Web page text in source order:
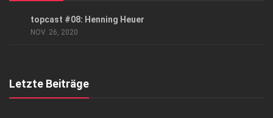
topcast #08: Henning Heuer
NOV. 26, 2020
Letzte Beiträge